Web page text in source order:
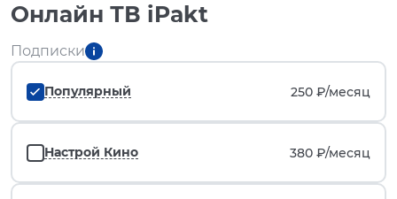
Онлайн ТВ iPakt
Подписки
Популярный 250 ₽/месяц
Настрой Кино 380 ₽/месяц